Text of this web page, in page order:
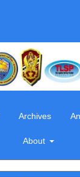
Archives
About